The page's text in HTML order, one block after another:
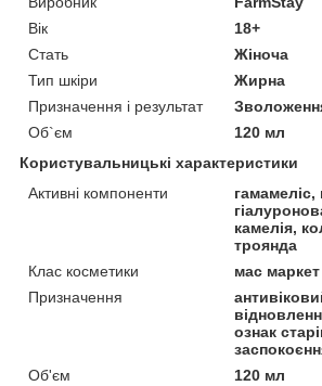
Вік
18+
Стать
Жіноча
Тип шкіри
Жирна
Призначення і результат
Об`єм
120 мл
Користувальницькі характеристики
Активні компоненти
гамамеліс,
камелія,
троянда
Клас косметики
мас маркет
Призначення
ознак
Об'єм
120 мл